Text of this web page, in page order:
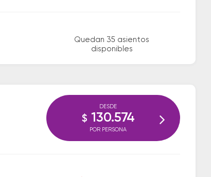
Quedan 35 asientos
disponibles
DESDE
$ 130.574
POR PERSONA